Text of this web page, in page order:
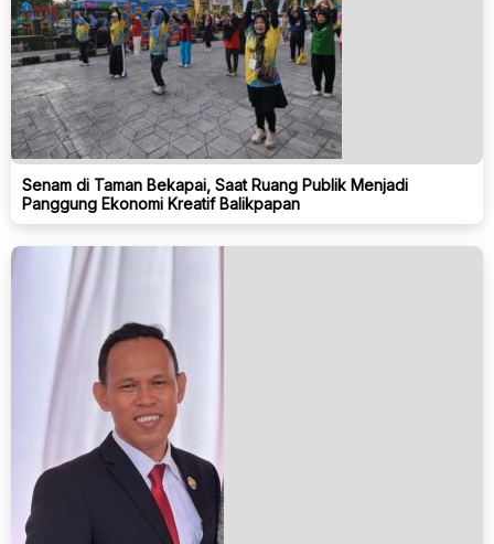
Senam di Taman Bekapai, Saat Ruang Publik Menjadi
Panggung Ekonomi Kreatif Balikpapan